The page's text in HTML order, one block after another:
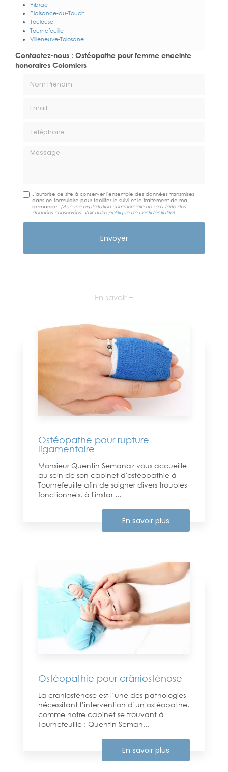
Pibrac
Plaisance-du-Touch
Toulouse
Tournefeuille
Villeneuve-Tolosane
Contactez-nous : Ostéopathe pour femme enceinte
honoraires Colomiers
Message
J'autorise ce site à conserver l'ensemble des données transmises
dans ce formulaire pour faciliter le suivi et le traitement de ma
demande. (Aucune exploitation commerciale ne sera faite des
données conservées. Voir notre politique de confidentialité)
En savoir +
Ostéopathe pour rupture
ligamentaire
Monsieur Quentin Semanaz vous accueille
au sein de son cabinet d'ostéopathie à
Tournefeuille afin de soigner divers troubles
fonctionnels, à l'instar ...
En savoir plus
Ostéopathie pour crâniosténose
La craniosténose est l’une des pathologies
nécessitant l’intervention d’un ostéopathe,
comme notre cabinet se trouvant à
Tournefeuille : Quentin Seman...
En savoir plus